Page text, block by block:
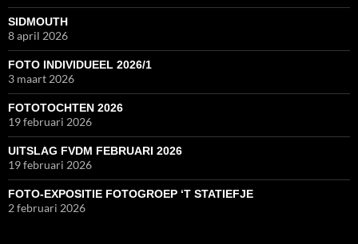
SIDMOUTH
8 april 2026
FOTO INDIVIDUEEL 2026/1
3 maart 2026
FOTOTOCHTEN 2026
19 februari 2026
UITSLAG FVDM FEBRUARI 2026
19 februari 2026
FOTO-EXPOSITIE FOTOGROEP ‘T STATIEFJE
2 februari 2026